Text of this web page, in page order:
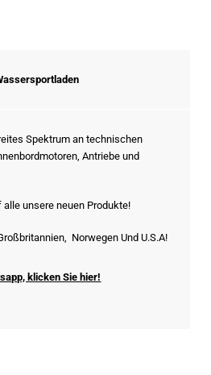
Spektrum an technischen
Antriebe und
unsere neuen Produkte!
Norwegen Und U.S.A!
klicken Sie hier!